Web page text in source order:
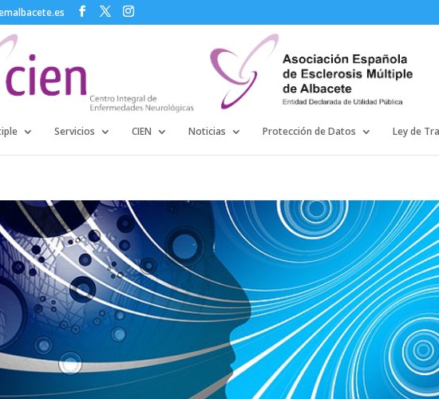
Servicios CIEN Noticias Protección de Datos Ley de